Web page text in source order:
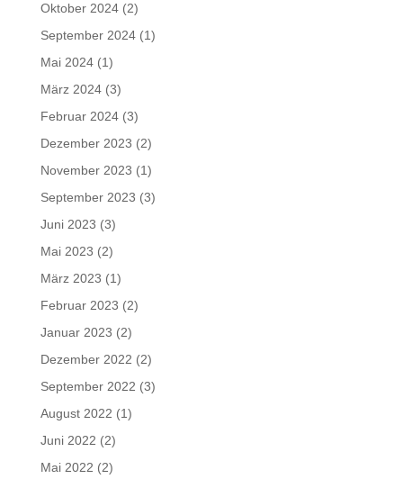
Oktober 2024(2)
September 2024(1)
Mai 2024(1)
März 2024(3)
Februar 2024(3)
Dezember 2023 (2)
November 2023 (1)
September 2023 (3)
Juni 2023 (3)
Mai 2023 (2)
März 2023 (1)
Februar 2023 (2)
Januar 2023 (2)
Dezember 2022 (2)
September 2022 (3)
August 2022 (1)
Juni 2022 (2)
Mai 2022 (2)